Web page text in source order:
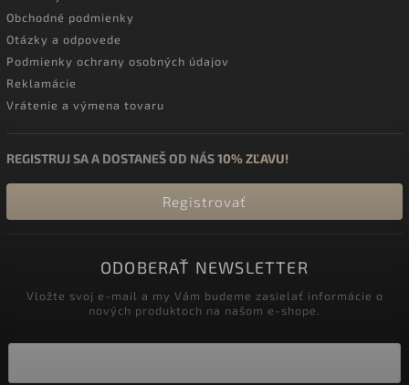
Obchodné podmienky
Otázky a odpovede
Podmienky ochrany osobných údajov
Reklamácie
Vrátenie a výmena tovaru
REGISTRUJ SA A DOSTANEŠ OD NÁS10% ZĽAVU!
Registrovať
ODOBERAŤ NEWSLETTER
Vložte svoj e-mail a my Vám budeme zasielať informácie o
nových produktoch na našom e-shope.